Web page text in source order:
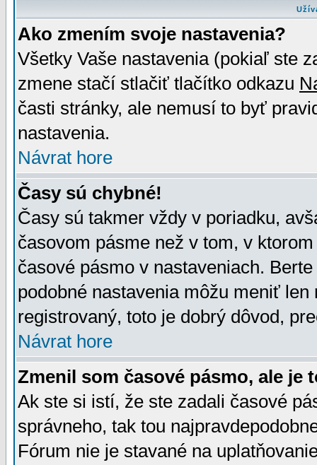
Ako zmením svoje nastavenia?
Všetky Vaše nastavenia (pokiaľ ste
zmene stačí stlačiť tlačítko odkazu
časti stránky, ale nemusí to byť
nastavenia.
Návrat hore
Časy sú chybné!
Časy sú takmer vždy v poriadku,
časovom pásme než v tom, v
časové pásmo v nastaveniach.
podobné nastavenia môžu meniť
registrovaný, toto je dobrý dôvod,
Návrat hore
Zmenil som časové pásmo, ale je
Ak ste si istí, že ste zadali časové
správneho, tak tou
Fórum nie je stavané na